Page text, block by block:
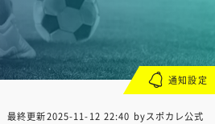
最終更新2025-11-12 22:40 byスポカレ公式
通知設定